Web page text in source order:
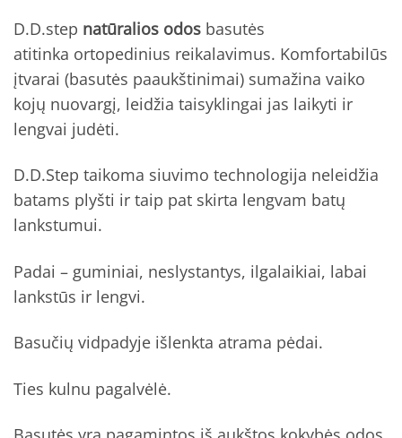
D.D.step natūralios odos basutės
atitinka ortopedinius reikalavimus. Komfortabilūs
įtvarai (basutės paaukštinimai) sumažina vaiko
kojų nuovargį, leidžia taisyklingai jas laikyti ir
lengvai judėti.
D.D.Step taikoma siuvimo technologija neleidžia
batams plyšti ir taip pat skirta lengvam batų
lankstumui.
Padai – guminiai, neslystantys, ilgalaikiai, labai
lankstūs ir lengvi.
Basučių vidpadyje išlenkta atrama pėdai.
Ties kulnu pagalvėlė.